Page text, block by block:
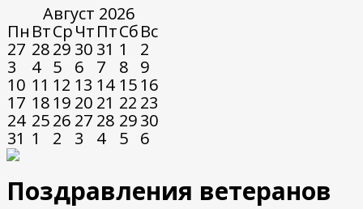
Август 2026
Пн ВтСрЧтПтСбВс
27 2829 30 31 1
2
3
4 5 6 7 8 9
10 11 12 13 14 1516
17 1819 20 21 22 23
24 2526 27 28 2930
31 1 2 3 4 5 6
Поздравления ветеранов